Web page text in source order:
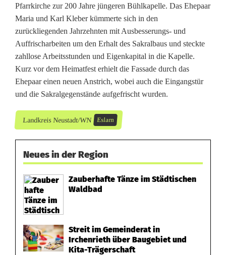
Pfarrkirche zur 200 Jahre jüngeren Bühlkapelle. Das Ehepaar
Maria und Karl Kleber kümmerte sich in den
zurückliegenden Jahrzehnten mit Ausbesserungs- und
Auffrischarbeiten um den Erhalt des Sakralbaus und steckte
zahllose Arbeitsstunden und Eigenkapital in die Kapelle.
Kurz vor dem Heimatfest erhielt die Fassade durch das
Ehepaar einen neuen Anstrich, wobei auch die Eingangstür
und die Sakralgegenstände aufgefrischt wurden.
Landkreis Neustadt/WN Eslarn
Neues in der Region
Zauberhafte Tänze im Städtischen
Waldbad
Streit im Gemeinderat in
Irchenrieth über Baugebiet und
Kita-Trägerschaft